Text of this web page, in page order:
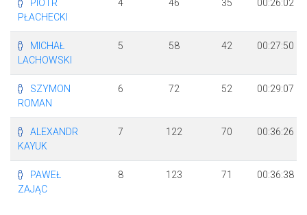
PIOTR
PŁACHECKI
4 46 35 00:26:02
MICHAŁ
LACHOWSKI
5 58 42 00:27:50
SZYMON
ROMAN
6 72 52 00:29:07
ALEXANDR
KAYUK
7 122 70 00:36:26
PAWEŁ
ZAJĄC
8 123 71 00:36:38